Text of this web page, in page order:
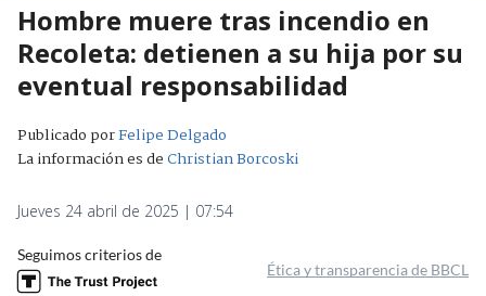
Hombre muere tras incendio en
Recoleta: detienen a su hija por su
eventual responsabilidad
Publicado porFelipe Delgado
La información es deChristian Borcoski
Jueves 24 abril de 2025 | 07:54
Seguimos criterios de
Ética y transparencia de BBCL